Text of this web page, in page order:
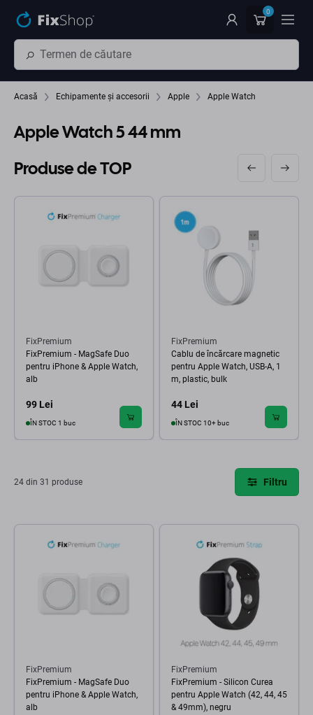
0
Acasă Echipamente și accesorii Apple Apple Watch
Apple Watch 5 44 mm
Produse de TOP
FixPremium
FixPremium - MagSafe Duo
pentru iPhone & Apple Watch,
alb
99 Lei
ÎN STOC 1 buc
FixPremium
Cablu de încărcare magnetic
pentru Apple Watch, USB-A, 1
m, plastic, bulk
44 Lei
ÎN STOC 10+ buc
24 din 31 produse Filtru
FixPremium
FixPremium - MagSafe Duo
pentru iPhone & Apple Watch,
alb
FixPremium
FixPremium - Silicon Curea
pentru Apple Watch (42, 44, 45
& 49mm), negru